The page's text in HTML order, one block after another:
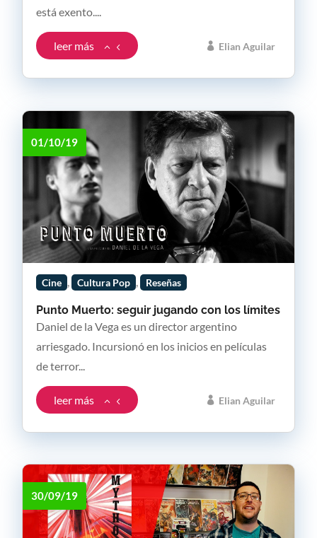
Elian Aguilar
está exento....
leer más
Punto Muerto: seguir jugando con los límites
Elian Aguilar
01/10/19
Cine , Cultura Pop , Reseñas
Daniel de la Vega es un director argentino
arriesgado. Incursionó en los inicios en películas
de terror...
leer más
30/09/19